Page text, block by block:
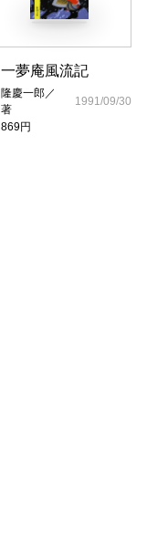
一夢庵風流記
隆慶一郎／
著
869円
1991/09/30